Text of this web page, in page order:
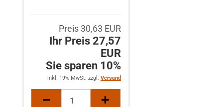
Preis 30,63 EUR
Ihr Preis 27,57
EUR
Sie sparen 10%
inkl. 19% MwSt. zzgl. Versand